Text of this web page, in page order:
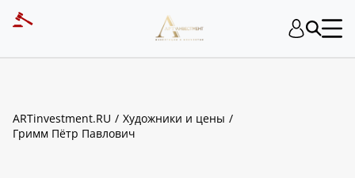
ARTinvestment.RU
Художники и цены
Гримм Пётр Павлович